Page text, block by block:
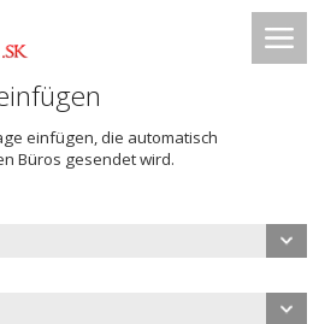
einfügen, die automatisch
Büros gesendet wird.